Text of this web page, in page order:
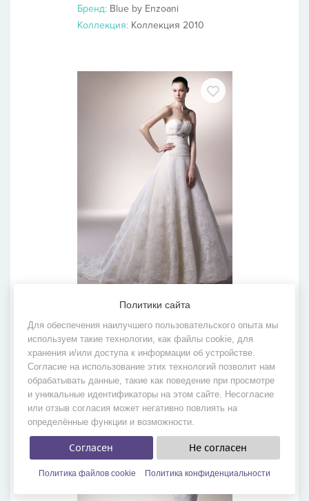
Бренд: Blue by Enzoani
Коллекция: Коллекция 2010
Columbia
Бренд:Blue by Enzoani
Коллекция:Коллекция 2010
Политики сайта
Для обеспечения наилучшего пользовательского опыта мы
используем такие технологии, как файлы cookie, для
хранения и/или доступа к информации об устройстве.
Согласие на использование этих технологий позволит нам
обрабатывать данные, такие как поведение при просмотре
и уникальные идентификаторы на этом сайте. Несогласие
или отзыв согласия может негативно повлиять на
определённые функции и возможности.
Согласен Не согласен
Политика файлов cookie Политика конфиденциальности